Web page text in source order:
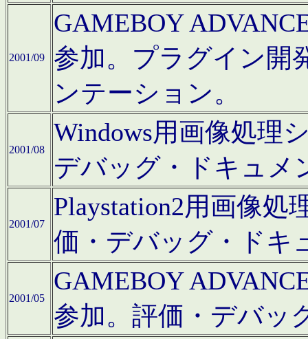
2001/09
GAMEBOY
参加。プラグイン開
ンテーション。
2001/08
Windows用画像処理
デバッグ・ドキュメ
2001/07
Playstation2用画像
価・デバッグ・ドキ
2001/05
GAMEBOY
参加。評価・デバッ